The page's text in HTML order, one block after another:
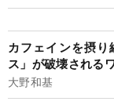
カフェインを摂
ス」が破壊される
大野和基